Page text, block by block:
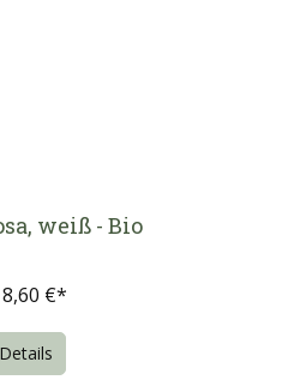
weiß - Bio
8,60 €*
Details